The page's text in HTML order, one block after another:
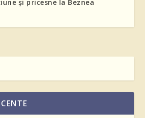
și pricesne la Beznea